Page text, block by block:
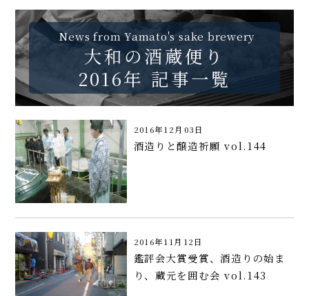
News from Yamato's sake brewery
大和の酒蔵便り
2016年 記事一覧
2016年12月03日
酒造りと醸造祈願 vol.144
2016年11月12日
鑑評会大賞受賞、酒造りの始ま
り、蔵元を囲む会 vol.143